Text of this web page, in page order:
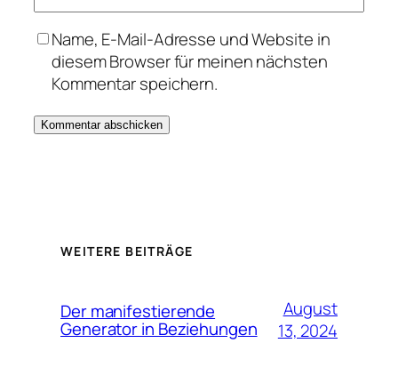
Name, E-Mail-Adresse und Website in
diesem Browser für meinen nächsten
Kommentar speichern.
WEITERE BEITRÄGE
Der manifestierende
Generator in Beziehungen
August
13, 2024